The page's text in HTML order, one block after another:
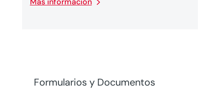
Formularios y Documentos